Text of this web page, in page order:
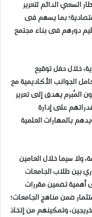
السعي الدائم لتعزيز
بما يسهم فى
دورهم فى بناء مجتمع
خلال حفل توقيع
الجوانب الأكاديمية مع
المُبرم يهدف إلى تعزيز
على إدارة
بالمهارات العلمية
ولا سيما خلال العامين
بين طلاب الجامعات
أهمية تضمين مقررات
ضمن مناهج الجامعات؛
وتمكينهم من إتخاذ